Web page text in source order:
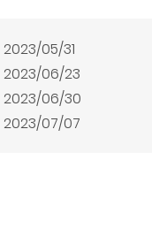
2023/05/31
2023/06/23
2023/06/30
2023/07/07